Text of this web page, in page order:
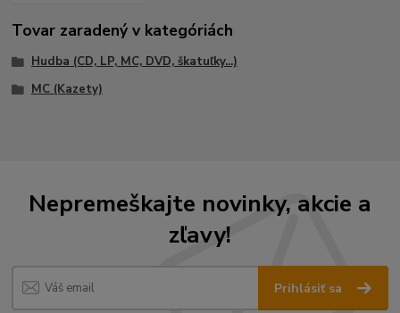
Tovar zaradený v kategóriách
Hudba (CD, LP, MC, DVD, škatuľky...)
MC (Kazety)
Nepremeškajte novinky, akcie a
zľavy!
Prihlásiť sa